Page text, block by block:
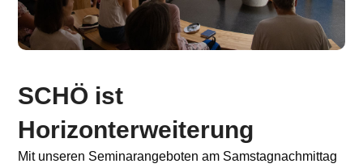
SCHÖ ist
Horizonterweiterung
Mit unseren Seminarangeboten am Samstagnachmittag